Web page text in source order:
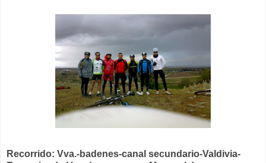
Recorrido: Vva.-badenes-canal secundario-Valdivia-